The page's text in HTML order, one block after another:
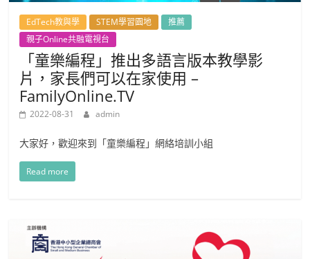
EdTech教與學 STEM學習園地
推薦
親子Online共融電視台
「童樂編程」推出多語言版本教學影
片，家長們可以在家使用 –
FamilyOnline.TV
2022-08-31 admin
大家好，歡迎來到「童樂編程」網絡培訓小組
Read more